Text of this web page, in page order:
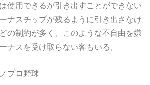
使用できるが引き出すことができない
ナスチップが残るように引き出さなけ
の制約が多く、このような不自由を嫌
ナスを受け取らない客もいる。